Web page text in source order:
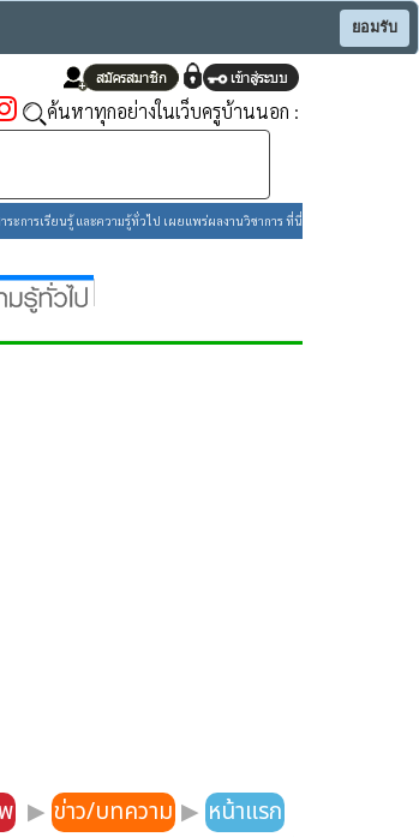
ยอมรับ
ค้นหาทุกอย่างในเว็บครูบ้านนอก :
ะการเรียนรู้ และความรู้ทั่วไป เผยแพร่ผลงานวิชาการ ที่นี่
▶ ข่าว/บทความ ▶ หน้าแรก